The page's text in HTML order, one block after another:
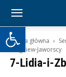
Otwórz pasek narzędzi
Strona główna
Zbigniew-Jaworscy
7-Lidia-i-